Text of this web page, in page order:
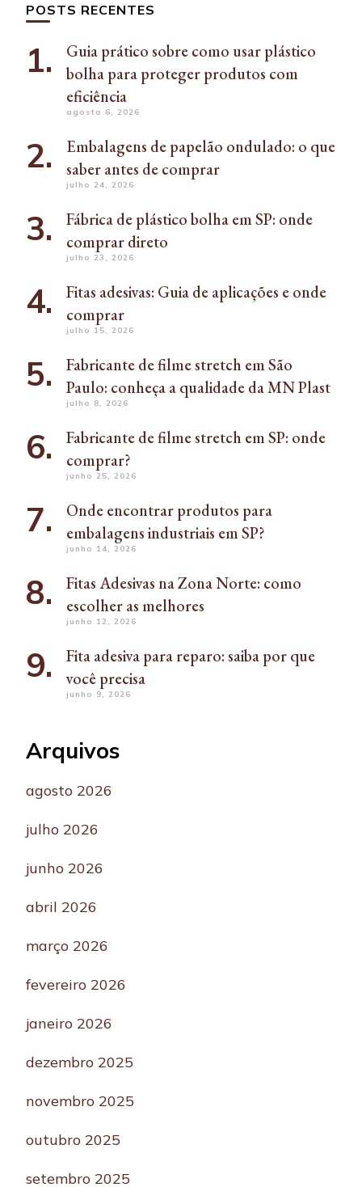
POSTS RECENTES
Guia prático sobre como usar plástico
bolha para proteger produtos com
eficiência
agosto 6, 2026
Embalagens de papelão ondulado: o que
saber antes de comprar
julho 24, 2026
Fábrica de plástico bolha em SP: onde
comprar direto
julho 23, 2026
Fitas adesivas: Guia de aplicações e onde
comprar
julho 15, 2026
Fabricante de filme stretch em São
Paulo: conheça a qualidade da MN Plast
julho 8, 2026
Fabricante de filme stretch em SP: onde
comprar?
junho 25, 2026
Onde encontrar produtos para
embalagens industriais em SP?
junho 14, 2026
Fitas Adesivas na Zona Norte: como
escolher as melhores
junho 12, 2026
Fita adesiva para reparo: saiba por que
você precisa
junho 9, 2026
Arquivos
agosto 2026
julho 2026
junho 2026
abril 2026
março 2026
fevereiro 2026
janeiro 2026
dezembro 2025
novembro 2025
outubro 2025
setembro 2025